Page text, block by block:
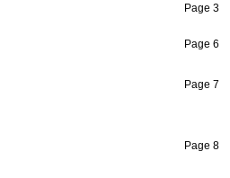
Page 3
Page 6
Page 7
Page 8